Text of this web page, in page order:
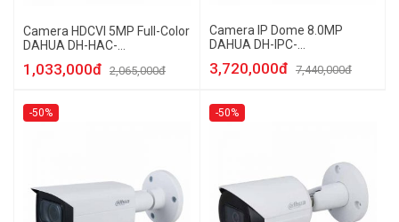
Camera HDCVI 5MP Full-Color
DAHUA DH-HAC-
1,033,000đ 2,065,000đ
Camera IP Dome 8.0MP
DAHUA DH-IPC-
3,720,000đ 7,440,000đ
-50% -50%